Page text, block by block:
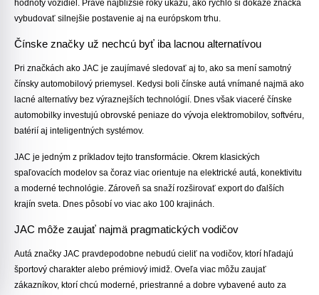
hodnoty vozidiel. Práve najbližšie roky ukážu, ako rýchlo si dokáže značka
vybudovať silnejšie postavenie aj na európskom trhu.
Čínske značky už nechcú byť iba lacnou alternatívou
Pri značkách ako JAC je zaujímavé sledovať aj to, ako sa mení samotný
čínsky automobilový priemysel. Kedysi boli čínske autá vnímané najmä ako
lacné alternatívy bez výraznejších technológií. Dnes však viaceré čínske
automobilky investujú obrovské peniaze do vývoja elektromobilov, softvéru,
batérií aj inteligentných systémov.
JAC je jedným z príkladov tejto transformácie. Okrem klasických
spaľovacích modelov sa čoraz viac orientuje na elektrické autá, konektivitu
a moderné technológie. Zároveň sa snaží rozširovať export do ďalších
krajín sveta. Dnes pôsobí vo viac ako 100 krajinách.
JAC môže zaujať najmä pragmatických vodičov
Autá značky JAC pravdepodobne nebudú cieliť na vodičov, ktorí hľadajú
športový charakter alebo prémiový imidž. Oveľa viac môžu zaujať
zákazníkov, ktorí chcú moderné, priestranné a dobre vybavené auto za